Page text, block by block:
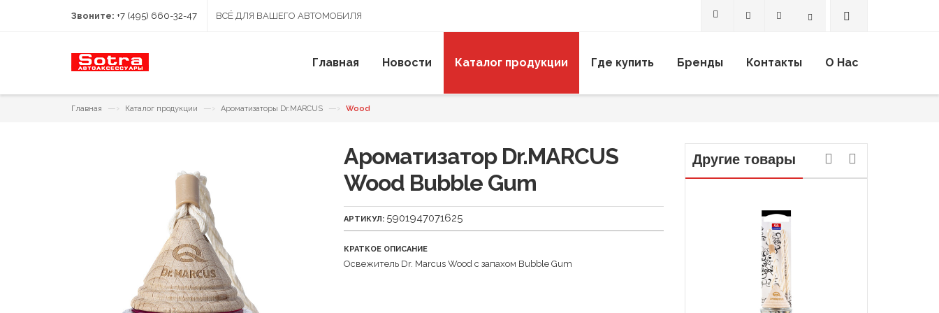
Звоните: +7 (495) 660-32-47 ВСЁ ДЛЯ ВАШЕГО АВТОМОБИЛЯ
Главная Новости Каталог продукции Где купить Бренды Контакты О Нас
Главная —› Каталог продукции —› Ароматизаторы Dr.MARCUS —› Wood
Ароматизатор Dr.MARCUS
Wood Bubble Gum
АРТИКУЛ: 5901947071625
КРАТКОЕ ОПИСАНИЕ
Освежитель Dr. Marcus Wood с запахом Bubble Gum
Другие товары